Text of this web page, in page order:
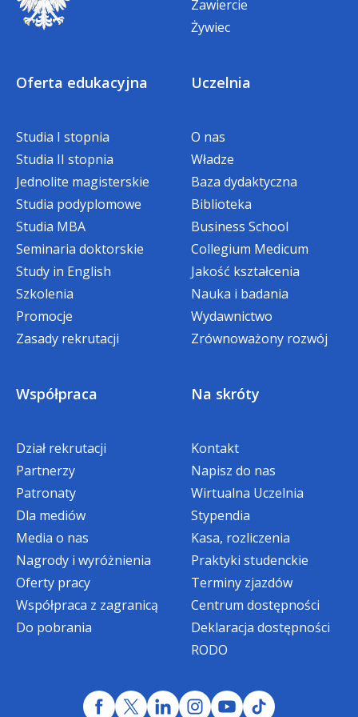
pacjenta. Nasi absolwenci są doskonale
przygotowani do ratowania życia i zdrowia
mundurowych (Policja,
Wojsko, Państwowa Straż
Miejska/Gminna, Straż
Graniczna, Służba
Administracja Skarbowa) –
należy przedstawić
stosowny dokument.
0 zł
400 zł
Zniżka w wysokości 5% opłaty czesnego
przysługuje studentom, którzy
dokonają wpłaty za cały semestr*
w terminie:
do 30 września w semestrze zimowym,
nie obowiązuje.
PROMOCJE NA STUDIA
PIERWSZEGO STOPNIA ORAZ
JEDNOLITE MAGISTERSKIE
Zniżka specjalna w wysokości dwóch rat
rozpoczynających studia niestacjonarne
mgr Justyna Borowik, Zastępca
tel.32 295 93 12
mgr Ewa Domnik, Specjalista ds. Studiów
Podyplomowych i Rekrutacji
tel.
32 295 93 12
e-mail:edomnik@wsb.edu.pl
Zawiercie
Żywiec
Oferta edukacyjna
Studia I stopnia
Studia II stopnia
Jednolite magisterskie
Studia podyplomowe
Studia MBA
Seminaria doktorskie
Study in English
Szkolenia
Promocje
Zasady rekrutacji
Uczelnia
O nas
Władze
Baza dydaktyczna
Biblioteka
Business School
Collegium Medicum
Jakość kształcenia
Nauka i badania
Wydawnictwo
Zrównoważony rozwój
Współpraca
Dział rekrutacji
Partnerzy
Patronaty
Dla mediów
Media o nas
Nagrody i wyróżnienia
Oferty pracy
Współpraca z zagranicą
Do pobrania
Na skróty
Kontakt
Napisz do nas
Wirtualna Uczelnia
Stypendia
Kasa, rozliczenia
Praktyki studenckie
Terminy zjazdów
Centrum dostępności
Deklaracja dostępności
RODO